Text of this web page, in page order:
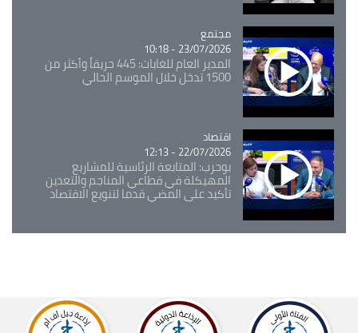
Catégorie
مجتمع
23/07/2026 - 10:18
المدير العام للغابات: 445 حريقاً وأكثر من
1500 تدخل خلال الموسم الحالي
Catégorie
اقتصاد
22/07/2026 - 12:13
بوحرب: المتابعة الرئاسية للمشاريع
المهيكلة في قطاعي المناجم والتعدين
تأكيد على المضي قدما لتنويع الاقتصاد